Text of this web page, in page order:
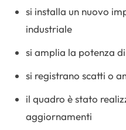
si installa un nuovo
industriale
si amplia la potenza
si registrano scatti o
il quadro è stato
aggiornamenti